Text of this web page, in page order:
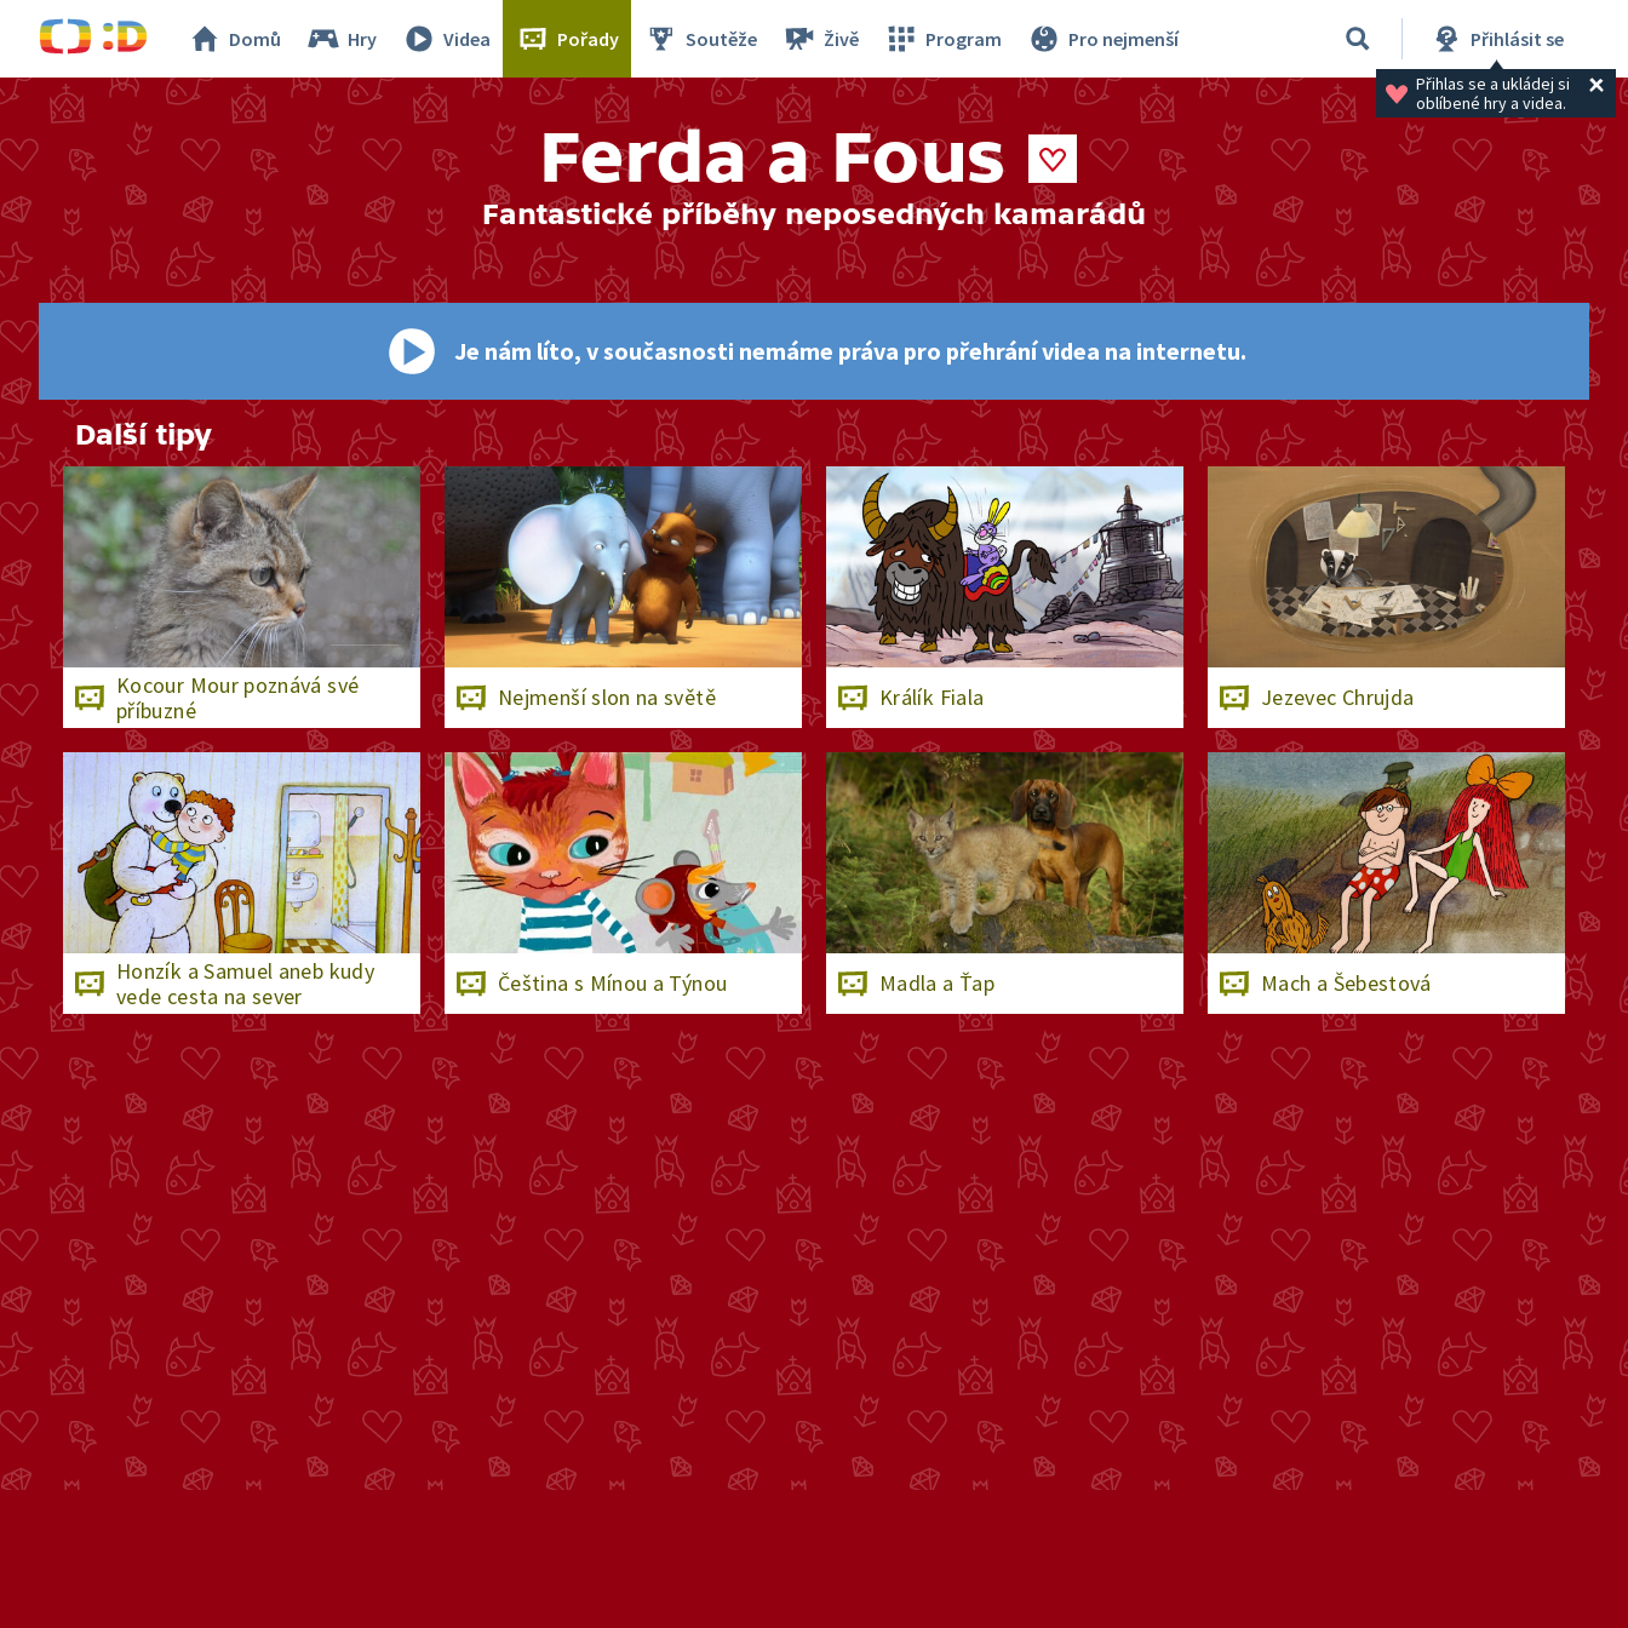
Domů Hry Videa Pořady Soutěže Živě Program Pro nejmenší Přihlásit se
Přihlas se a ukládej si
oblíbené hry a videa.
Ferda a Fous
Fantastické příběhy neposedných kamarádů
Je nám líto, v současnosti nemáme práva pro přehrání videa na internetu.
Další tipy
Kocour Mour poznává své
příbuzné
Nejmenší slon na světě Králík Fiala Jezevec Chrujda
Honzík a Samuel aneb kudy
vede cesta na sever
Čeština s Mínou a Týnou Madla a Ťap Mach a Šebestová